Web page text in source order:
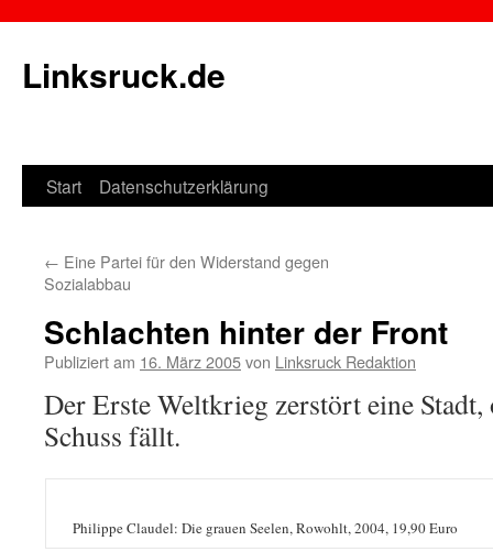
Linksruck.de
Springe
Inhalt
Start Datenschutzerklärung
← Eine Partei für den Widerstand gegen
Sozialabbau
Schlachten hinter der Front
Publiziert am 16. März 2005von Linksruck Redaktion
Der Erste Weltkrieg zerstört eine Stadt,
Schuss fällt.
Philippe Claudel: Die grauen Seelen, Rowohlt, 2004, 19,90 Euro